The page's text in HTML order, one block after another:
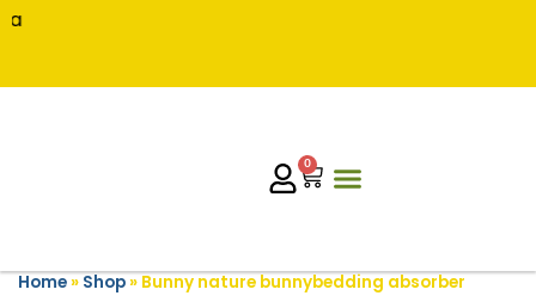
0
Home» Shop» Bunny nature bunnybedding absorber